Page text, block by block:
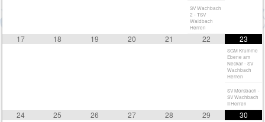
SV Wachbach
2 - TSV
Waldbach
Herren
17 18 19 20 21 22 23
SGM Krumme
Ebene am
Neckar - SV
Wachbach
Herren
SV Morsbach -
SV Wachbach
II Herren
24 25 26 27 28 29 30